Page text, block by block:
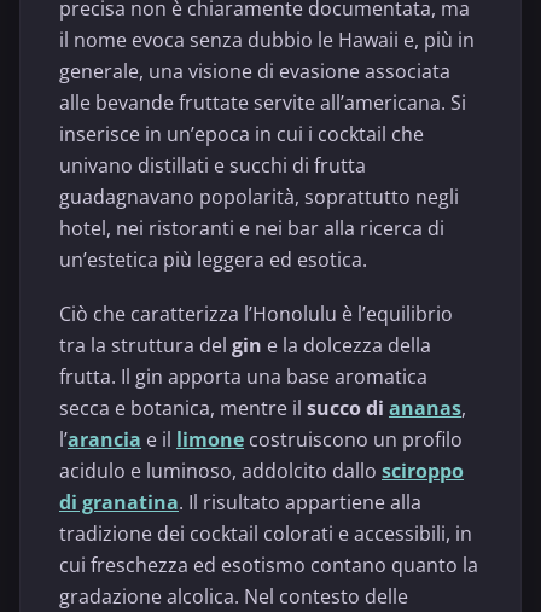
precisa non è chiaramente documentata, ma
il nome evoca senza dubbio le Hawaii e, più in
generale, una visione di evasione associata
alle bevande fruttate servite all’americana. Si
inserisce in un’epoca in cui i cocktail che
univano distillati e succhi di frutta
guadagnavano popolarità, soprattutto negli
hotel, nei ristoranti e nei bar alla ricerca di
un’estetica più leggera ed esotica.
Ciò che caratterizza l’Honolulu è l’equilibrio
tra la struttura del gin e la dolcezza della
frutta. Il gin apporta una base aromatica
secca e botanica, mentre il succo di ananas,
l’arancia e il limone costruiscono un profilo
acidulo e luminoso, addolcito dallo sciroppo
di granatina. Il risultato appartiene alla
tradizione dei cocktail colorati e accessibili, in
cui freschezza ed esotismo contano quanto la
gradazione alcolica. Nel contesto delle